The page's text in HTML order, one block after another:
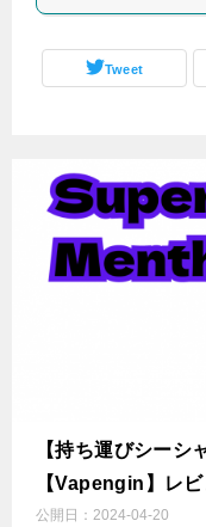
Tweet
【持ち運びシーシ
【Vapengin】レ
公開日： 2024-04-20